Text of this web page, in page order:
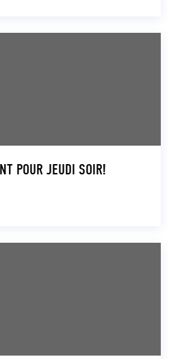
POUR JEUDI SOIR!